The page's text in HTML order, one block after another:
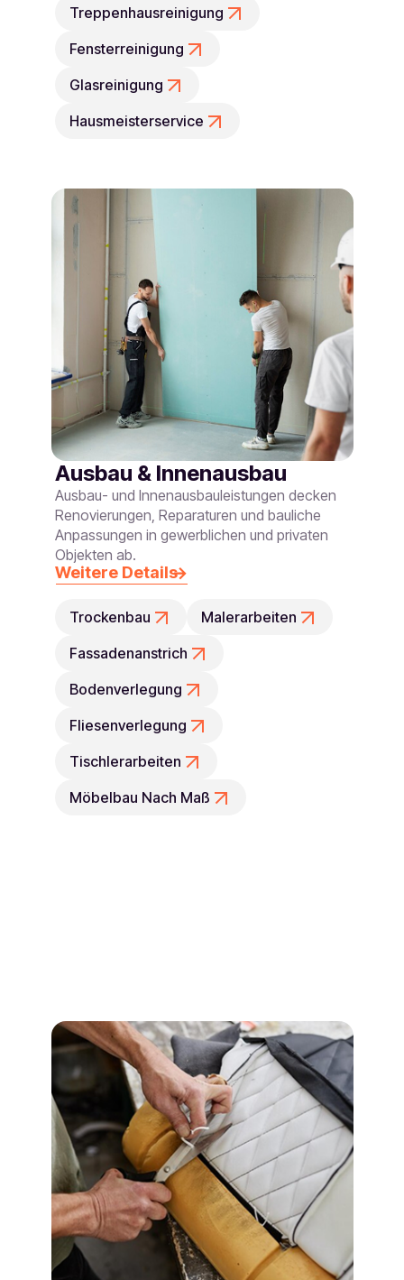
Treppenhausreinigung
Fensterreinigung
Glasreinigung
Hausmeisterservice
Ausbau & Innenausbau
Ausbau- und Innenausbauleistungen decken
Renovierungen, Reparaturen und bauliche
Anpassungen in gewerblichen und privaten
Objekten ab.
Weitere Details
Trockenbau
Malerarbeiten
Fassadenanstrich
Bodenverlegung
Fliesenverlegung
Tischlerarbeiten
Möbelbau Nach Maß